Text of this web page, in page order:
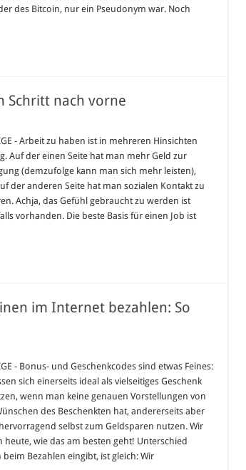
des Bitcoin, nur ein Pseudonym war. Noch
Schritt nach vorne
- Arbeit zu haben ist in mehreren Hinsichten
Auf der einen Seite hat man mehr Geld zur
(demzufolge kann man sich mehr leisten),
der anderen Seite hat man sozialen Kontakt zu
Achja, das Gefühl gebraucht zu werden ist
vorhanden. Die beste Basis für einen Job ist
im Internet bezahlen: So
- Bonus- und Geschenkcodes sind etwas Feines:
sich einerseits ideal als vielseitiges Geschenk
wenn man keine genauen Vorstellungen von
des Beschenkten hat, andererseits aber
selbst zum Geldsparen nutzen. Wir
heute, wie das am besten geht! Unterschied
Bezahlen eingibt, ist gleich: Wir